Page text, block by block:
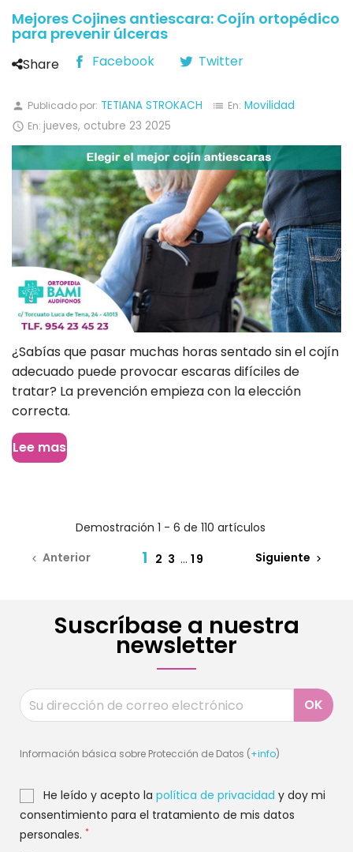
Mejores Cojines antiescara: Cojín ortopédico
para prevenir úlceras
Share Facebook Twitter
person Publicado por: TETIANA STROKACH list En: Movilidad
 En: jueves, octubre 23 2025
¿Sabías que pasar muchas horas sentado sin el cojín
adecuado puede provocar escaras difíciles de
tratar? La prevención empieza con la elección
correcta.
Lee mas
Demostración 1 - 6 de 110 artículos
 Anterior 1 2 3 ... 19 Siguiente 
Suscríbase a nuestra
newsletter
Información básica sobre Protección de Datos (+info)
He leído y acepto la política de privacidad y doy mi
consentimiento para el tratamiento de mis datos
personales. *